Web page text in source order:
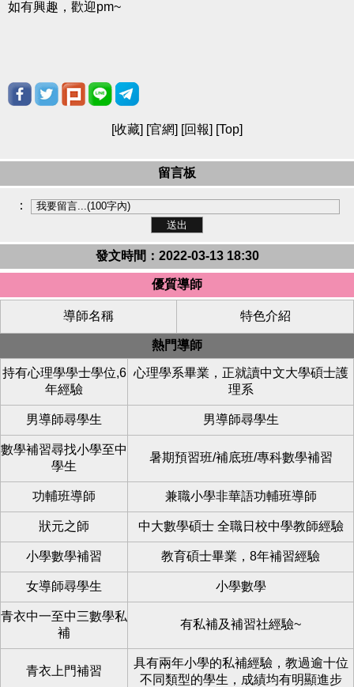
如有興趣，歡迎pm~
[收藏] [官網] [回報] [Top]
留言板
：
發文時間：2022-03-13 18:30
優質導師
導師名稱 特色介紹
熱門導師
持有心理學學士學位,6
年經驗
心理學系畢業，正就讀中文大學碩士護
理系
男導師尋學生 男導師尋學生
數學補習尋找小學至中
學生
暑期預習班/補底班/專科數學補習
功輔班導師 兼職小學非華語功輔班導師
狀元之師 中大數學碩士 全職日校中學教師經驗
小學數學補習 教育碩士畢業，8年補習經驗
女導師尋學生 小學數學
青衣中一至中三數學私
補
有私補及補習社經驗~
青衣上門補習
具有兩年小學的私補經驗，教過逾十位
不同類型的學生，成績均有明顯進步